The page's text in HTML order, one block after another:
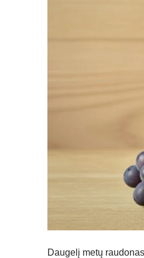
Daugelį metų